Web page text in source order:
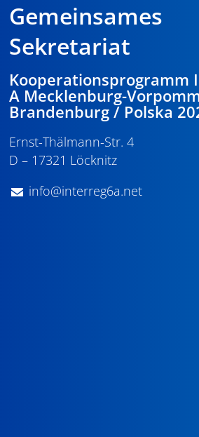
Gemeinsames
Sekretariat
Kooperationsprogramm
A Mecklenburg-
Brandenburg / Polska
Ernst-Thälmann-Str. 4
D – 17321 Löcknitz
info@interreg6a.net